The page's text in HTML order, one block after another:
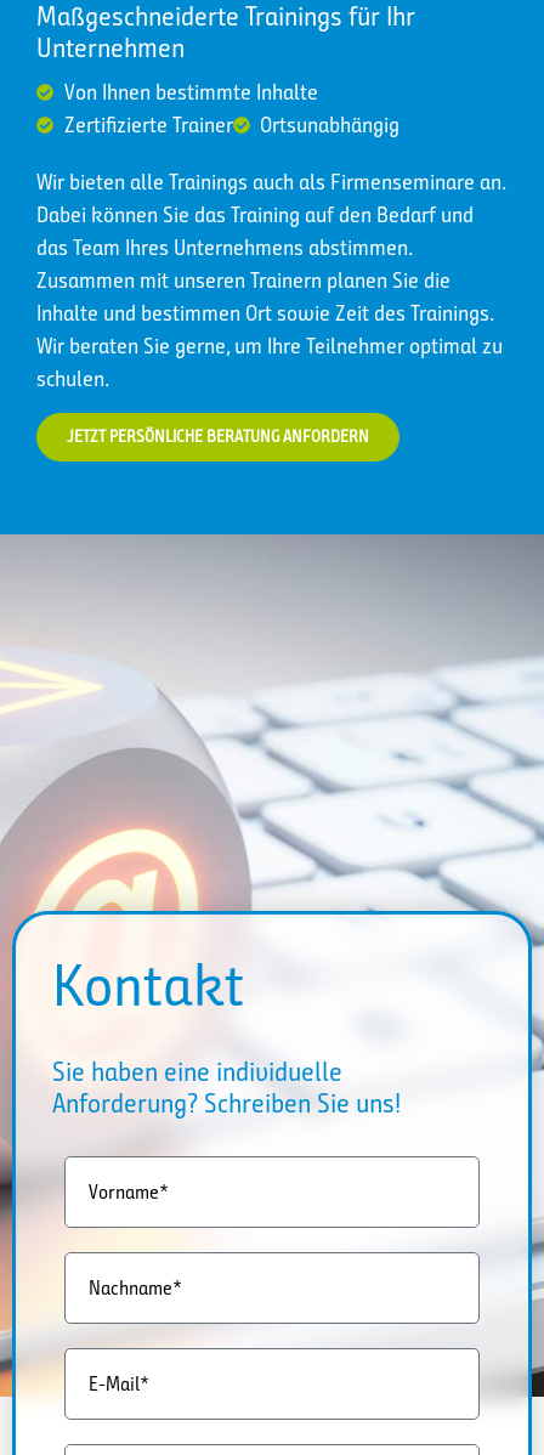
Maßgeschneiderte Trainings für Ihr
Unternehmen
Von Ihnen bestimmte Inhalte
Zertifizierte Trainer
Ortsunabhängig
Wir bieten alle Trainings auch als Firmenseminare an.
Dabei können Sie das Training auf den Bedarf und
das Team Ihres Unternehmens abstimmen.
Zusammen mit unseren Trainern planen Sie die
Inhalte und bestimmen Ort sowie Zeit des Trainings.
Wir beraten Sie gerne, um Ihre Teilnehmer optimal zu
schulen.
JETZT PERSÖNLICHE BERATUNG ANFORDERN
Kontakt
Sie haben eine individuelle
Anforderung? Schreiben Sie uns!
Vorname*
Nachname*
E-Mail*